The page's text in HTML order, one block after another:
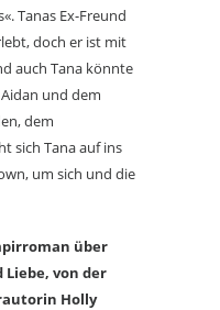
Tanas Ex-Freund
doch er ist mit
auch Tana könnte
und dem
dem
sich Tana auf ins
um sich und die
über
Liebe, von der
Holly